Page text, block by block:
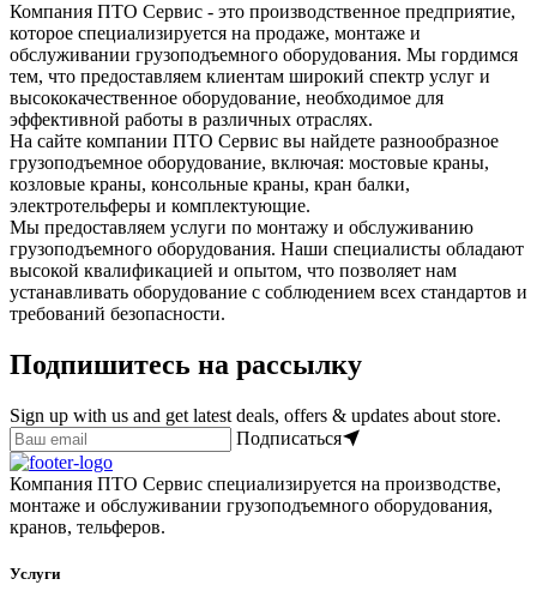
Компания ПТО Сервис - это производственное предприятие,
которое специализируется на продаже, монтаже и
обслуживании грузоподъемного оборудования. Мы гордимся
тем, что предоставляем клиентам широкий спектр услуг и
высококачественное оборудование, необходимое для
эффективной работы в различных отраслях.
На сайте компании ПТО Сервис вы найдете разнообразное
грузоподъемное оборудование, включая: мостовые краны,
козловые краны, консольные краны, кран балки,
электротельферы и комплектующие.
Мы предоставляем услуги по монтажу и обслуживанию
грузоподъемного оборудования. Наши специалисты обладают
высокой квалификацией и опытом, что позволяет нам
устанавливать оборудование с соблюдением всех стандартов и
требований безопасности.
Подпишитесь на рассылку
Sign up with us and get latest deals, offers & updates about store.
Подписаться
Компания ПТО Сервис специализируется на производстве,
монтаже и обслуживании грузоподъемного оборудования,
кранов, тельферов.
Услуги